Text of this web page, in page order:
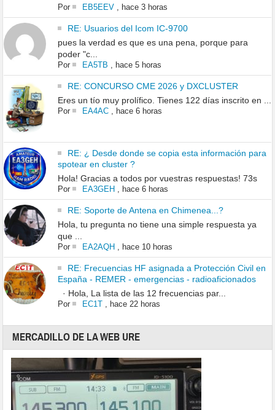
Por EB5EEV, hace 3 horas
RE: Usuarios del Icom IC-9700
pues la verdad es que es una pena, porque para
poder "c...
Por EA5TB hace 5 horas
RE: CONCURSO CME 2026 y DXCLUSTER
Eres un tío muy prolífico. Tienes 122 días inscrito en ...
Por EA4AC, hace 6 horas
RE: ¿ Desde donde se copia esta información para
spotear en cluster ?
Hola! Gracias a todos por vuestras respuestas! 73s
Por EA3GEH, hace 6 horas
RE: Soporte de Antena en Chimenea...?
Hola, tu pregunta no tiene una simple respuesta ya
que ...
Por EA2AQH, hace 10 horas
RE: Frecuencias HF asignada a Protección Civil en
España - REMER - emergencias - radioaficionados
· Hola, La lista de las 12 frecuencias par...
Por EC1T, hace 22 horas
MERCADILLO DE LA WEB URE